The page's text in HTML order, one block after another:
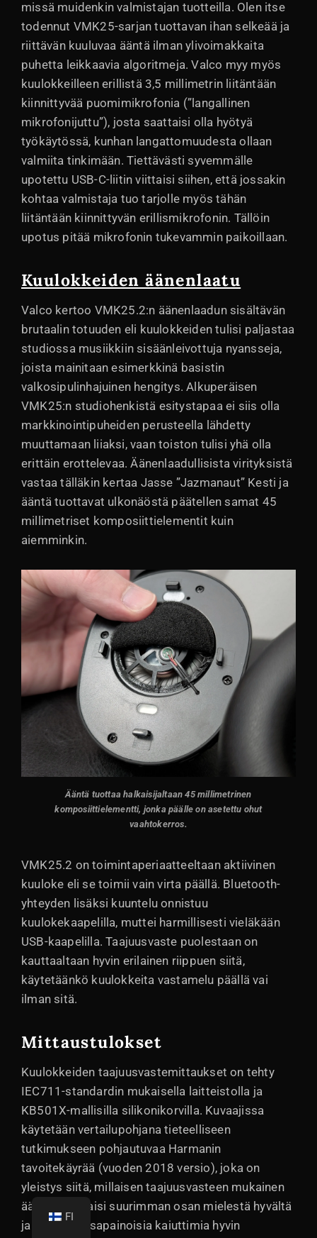
missä muidenkin valmistajan tuotteilla. Olen itse
todennut VMK25-sarjan tuottavan ihan selkeää ja
riittävän kuuluvaa ääntä ilman ylivoimakkaita
puhetta leikkaavia algoritmeja. Valco myy myös
kuulokkeilleen erillistä 3,5 millimetrin liitäntään
kiinnittyvää puomimikrofonia (”langallinen
mikrofonijuttu”), josta saattaisi olla hyötyä
työkäytössä, kunhan langattomuudesta ollaan
valmiita tinkimään. Tiettävästi syvemmälle
upotettu USB-C-liitin viittaisi siihen, että jossakin
kohtaa valmistaja tuo tarjolle myös tähän
liitäntään kiinnittyvän erillismikrofonin. Tällöin
upotus pitää mikrofonin tukevammin paikoillaan.
Kuulokkeiden äänenlaatu
Valco kertoo VMK25.2:n äänenlaadun sisältävän
brutaalin totuuden eli kuulokkeiden tulisi paljastaa
studiossa musiikkiin sisäänleivottuja nyansseja,
joista mainitaan esimerkkinä basistin
valkosipulinhajuinen hengitys. Alkuperäisen
VMK25:n studiohenkistä esitystapaa ei siis olla
markkinointipuheiden perusteella lähdetty
muuttamaan liiaksi, vaan toiston tulisi yhä olla
erittäin erottelevaa. Äänenlaadullisista virityksistä
vastaa tälläkin kertaa Jasse ”Jazmanaut” Kesti ja
ääntä tuottavat ulkonäöstä päätellen samat 45
millimetriset komposiittielementit kuin
aiemminkin.
Ääntä tuottaa halkaisijaltaan 45 millimetrinen
komposiittielementti, jonka päälle on asetettu ohut
vaahtokerros.
VMK25.2 on toimintaperiaatteeltaan aktiivinen
kuuloke eli se toimii vain virta päällä. Bluetooth-
yhteyden lisäksi kuuntelu onnistuu
kuulokekaapelilla, muttei harmillisesti vieläkään
USB-kaapelilla. Taajuusvaste puolestaan on
kauttaaltaan hyvin erilainen riippuen siitä,
käytetäänkö kuulokkeita vastamelu päällä vai
ilman sitä.
Mittaustulokset
Kuulokkeiden taajuusvastemittaukset on tehty
IEC711-standardin mukaisella laitteistolla ja
KB501X-mallisilla silikonikorvilla. Kuvaajissa
käytetään vertailupohjana tieteelliseen
tutkimukseen pohjautuvaa Harmanin
tavoitekäyrää (vuoden 2018 versio), joka on
yleistys siitä, millaisen taajuusvasteen mukainen
ääni kuulostaisi suurimman osan mielestä hyvältä
ja vastaisi tasapainoisia kaiuttimia hyvin
FI